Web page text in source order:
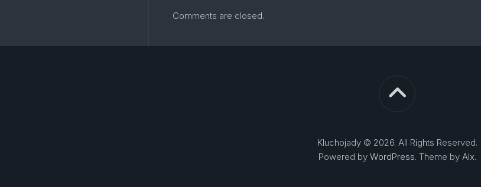
Comments are closed.
Kluchojady © 2026. All Rights Reserved.
Powered by WordPress. Theme by Alx.